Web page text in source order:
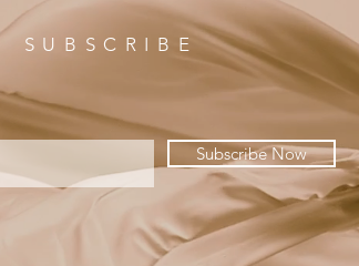
SUBSCRIBE
Subscribe Now